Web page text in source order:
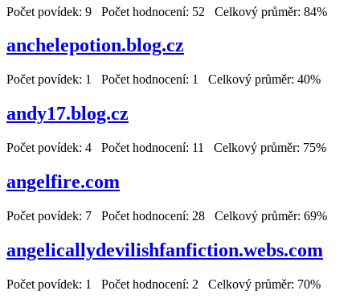
Počet povídek: 9 Počet hodnocení: 52 Celkový průměr: 84%
anchelepotion.blog.cz
Počet povídek: 1 Počet hodnocení: 1 Celkový průměr: 40%
andy17.blog.cz
Počet povídek: 4 Počet hodnocení: 11 Celkový průměr: 75%
angelfire.com
Počet povídek: 7 Počet hodnocení: 28 Celkový průměr: 69%
angelicallydevilishfanfiction.webs.com
Počet povídek: 1 Počet hodnocení: 2 Celkový průměr: 70%